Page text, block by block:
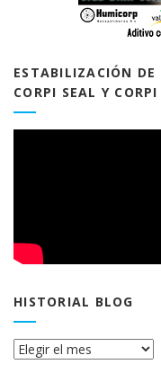
ESTABILIZACIÓN DE
CORPI SEAL Y
HISTORIAL BLOG
Historial